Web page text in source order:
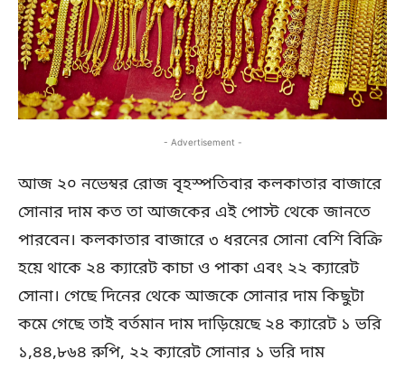
- Advertisement -
আজ ২০ নভেম্বর রোজ বৃহস্পতিবার কলকাতার বাজারে
সোনার দাম কত তা আজকের এই পোস্ট থেকে জানতে
পারবেন। কলকাতার বাজারে ৩ ধরনের সোনা বেশি বিক্রি
হয়ে থাকে ২৪ ক্যারেট কাচা ও পাকা এবং ২২ ক্যারেট
সোনা। গেছে দিনের থেকে আজকে সোনার দাম কিছুটা
কমে গেছে তাই বর্তমান দাম দাড়িয়েছে ২৪ ক্যারেট ১ ভরি
১,৪৪,৮৬৪ রুপি, ২২ ক্যারেট সোনার ১ ভরি দাম